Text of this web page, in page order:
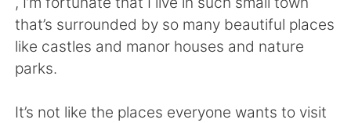
English 简体中文
that’s surrounded by so many beautiful places
like castles and manor houses and nature
parks.
It’s not like the places everyone wants to visit